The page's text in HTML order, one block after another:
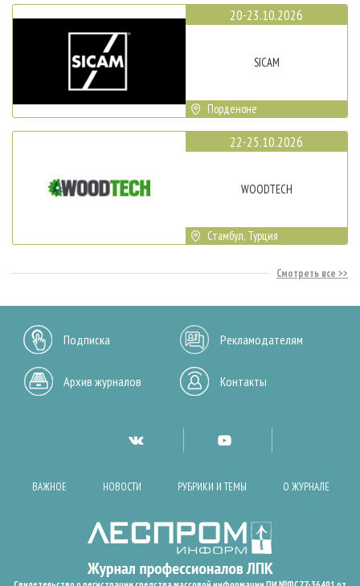
20-23.10.2026
SICAM
Порденоне
22-25.10.2026
WOODTECH
Стамбул, Турция
Смотреть все
Подписка Рекламодателям
Архив журналов Контакты
ВАЖНОЕ НОВОСТИ РУБРИКИ И ТЕМЫ О ЖУРНАЛЕ